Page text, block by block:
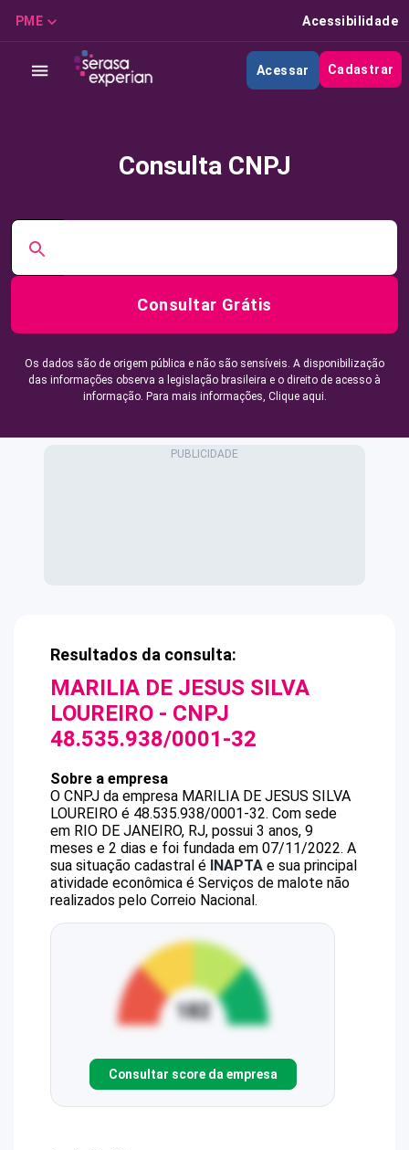
PME Acessibilidade
Acessar Cadastrar
Consulta CNPJ
Consultar Grátis
Os dados são de origem pública e não são sensíveis. A disponibilização
das informações observa a legislação brasileira e o direito de acesso à
informação. Para mais informações, Clique aqui.
Resultados da consulta:
MARILIA DE JESUS SILVA
LOUREIRO - CNPJ
48.535.938/0001-32
Sobre a empresa
O CNPJ da empresa MARILIA DE JESUS SILVA
LOUREIRO é 48.535.938/0001-32. Com sede
em RIO DE JANEIRO, RJ, possui 3 anos, 9
meses e 2 dias e foi fundada em 07/11/2022. A
sua situação cadastral é INAPTA e sua principal
atividade econômica é Serviços de malote não
realizados pelo Correio Nacional.
Consultar score da empresa